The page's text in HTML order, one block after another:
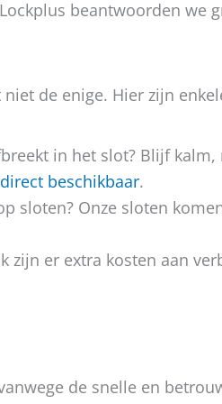
beantwoorden we
de enige. Hier zijn
in het slot? Blijf kalm,
beschikbaar.
sloten? Onze sloten
zijn er extra kosten aan
de snelle en